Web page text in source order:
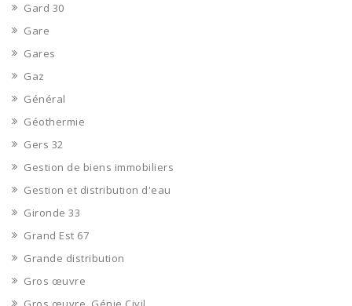
Gard 30
Gare
Gares
Gaz
Général
Géothermie
Gers 32
Gestion de biens immobiliers
Gestion et distribution d'eau
Gironde 33
Grand Est 67
Grande distribution
Gros œuvre